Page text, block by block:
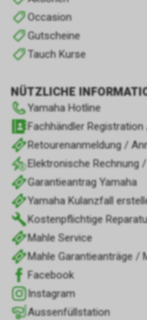
Occasion
Gutscheine
Tauch Kurse
NÜTZLICHE
Yamaha Hotline
Fachhändler
Retourenanmeldung /
Elektronische Rechnung
Garantieantrag Yamaha
Yamaha Kulanzfall
Kostenpflichtige
Mahle Service
Mahle Garantieanträge /
Facebook
Instagram
Aussenfüllstation